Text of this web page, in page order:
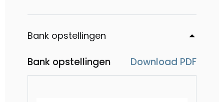
Bank opstellingen
Bank opstellingen Download PDF